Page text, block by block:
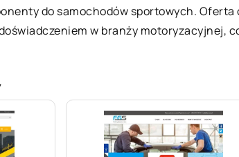
do samochodów sportowych.
w branży motoryzacyjnej,